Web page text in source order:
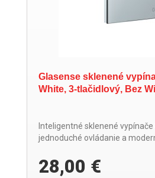
Glasense sklenené
White, 3-tlačidlový, Bez
Inteligentné sklenené
jednoduché ovládanie a
28,00 €